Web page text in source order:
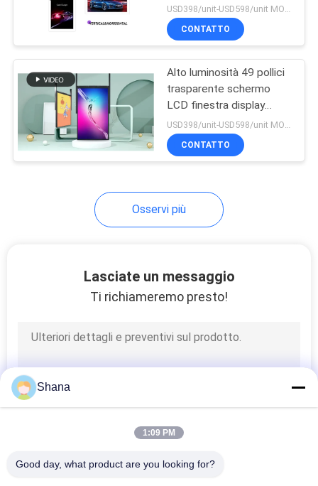
5.1
USD398/unit-USD598/unit MOQ:1 unità
CONTATTO
Alto luminosità 49 pollici
trasparente schermo
LCD finestra display
segnaletica
USD398/unit-USD598/unit MOQ:1 unità
CONTATTO
Osservi più
Lasciate un messaggio
Ti richiameremo presto!
Shana
1:09 PM
Good day, what product are you looking for?